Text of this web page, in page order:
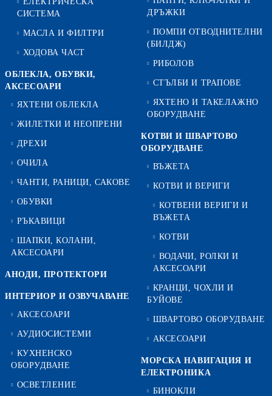
СИСТЕМА
МАСЛА И ФИЛТРИ
ХОДОВА ЧАСТ
ОБЛЕКЛА, ОБУВКИ,
АКСЕСОАРИ
ЯХТЕНИ ОБЛЕКЛА
ЖИЛЕТКИ И НЕОПРЕНИ
ДРЕХИ
ОЧИЛА
ЧАНТИ, РАНИЦИ, САКОВЕ
ОБУВКИ
РЪКАВИЦИ
ШАПКИ, КОЛАНИ,
АКСЕСОАРИ
АНОДИ, ПРОТЕКТОРИ
ИНТЕРИОР И ОЗВУЧАВАНЕ
АКСЕСОАРИ
АУДИОСИСТЕМИ
КУХНЕНСКО
ОБОРУДВАНЕ
ОСВЕТЛЕНИЕ
ДРЪЖКИ
ПОМПИ ОТВОДНИТЕЛНИ
(БИЛДЖ)
РИБОЛОВ
СТЪЛБИ И ТРАПОВЕ
ЯХТЕНО И ТАКЕЛАЖНО
ОБОРУДВАНЕ
КОТВИ И ШВАРТОВО
ОБОРУДВАНЕ
ВЪЖЕТА
КОТВИ И ВЕРИГИ
КОТВЕНИ ВЕРИГИ И
ВЪЖЕТА
КОТВИ
ВОДАЧИ, РОЛКИ И
АКСЕСОАРИ
КРАНЦИ, ЧОХЛИ И
БУЙОВЕ
ШВАРТОВО ОБОРУДВАНЕ
АКСЕСОАРИ
МОРСКА НАВИГАЦИЯ И
ЕЛЕКТРОНИКА
БИНОКЛИ